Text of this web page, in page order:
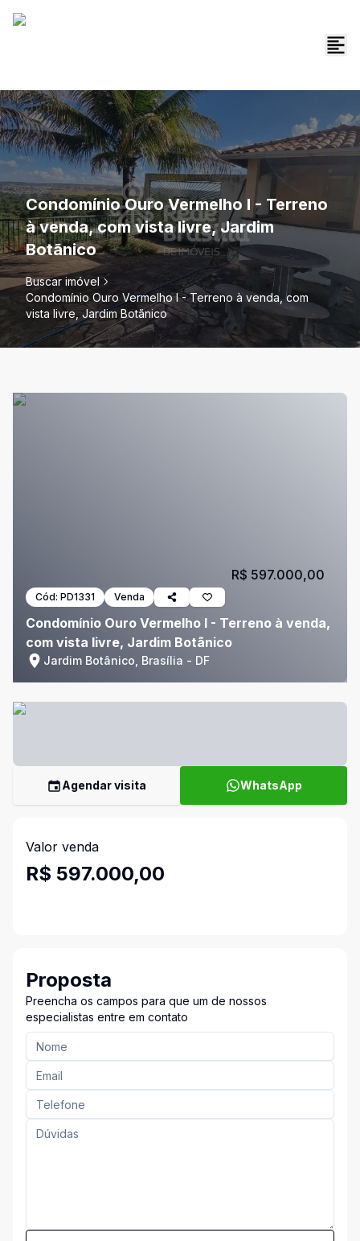
Condomínio Ouro Vermelho I - Terreno
à venda, com vista livre, Jardim
Botãnico
Buscar imóvel
Condomínio Ouro Vermelho I - Terreno à venda, com
vista livre, Jardim Botãnico
Cód: PD1331 Venda
Condomínio Ouro Vermelho I - Terreno à venda,
com vista livre, Jardim Botãnico
Jardim Botânico, Brasília - DF
R$ 597.000,00
Agendar visita WhatsApp
Valor venda
R$ 597.000,00
Proposta
Preencha os campos para que um de nossos
especialistas entre em contato